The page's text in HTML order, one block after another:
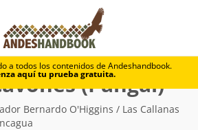
a todos los contenidos de Andeshandbook.
aquí tu prueba gratuita.
Socavones (Pangal)
(Pangal)
Bernardo O'Higgins / Las Callanas